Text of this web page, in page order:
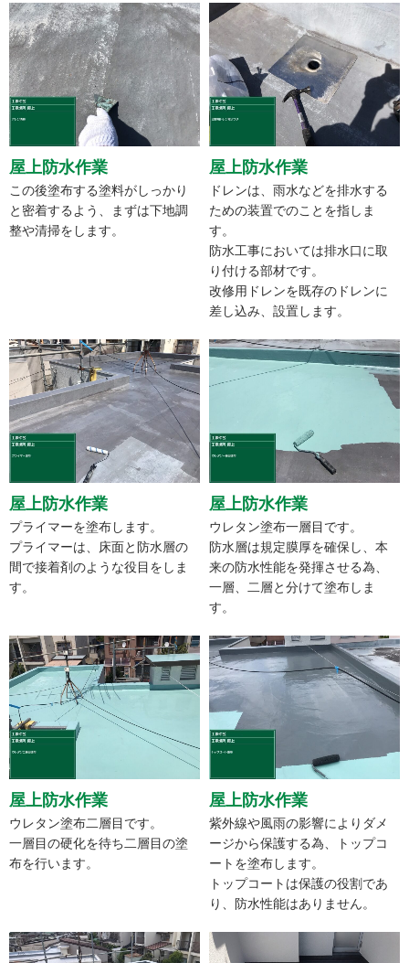
屋上防水作業
この後塗布する塗料がしっかり
と密着するよう、まずは下地調
整や清掃をします。
屋上防水作業
ドレンは、雨水などを排水する
ための装置でのことを指しま
す。
防水工事においては排水口に取
り付ける部材です。
改修用ドレンを既存のドレンに
差し込み、設置します。
屋上防水作業
プライマーを塗布します。
プライマーは、床面と防水層の
間で接着剤のような役目をしま
す。
屋上防水作業
ウレタン塗布一層目です。
防水層は規定膜厚を確保し、本
来の防水性能を発揮させる為、
一層、二層と分けて塗布しま
す。
屋上防水作業
ウレタン塗布二層目です。
一層目の硬化を待ち二層目の塗
布を行います。
屋上防水作業
紫外線や風雨の影響によりダメ
ージから保護する為、トップコ
ートを塗布します。
トップコートは保護の役割であ
り、防水性能はありません。